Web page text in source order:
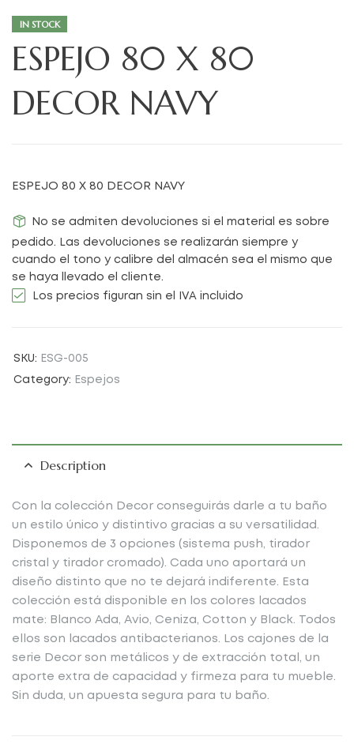
IN STOCK
ESPEJO 80 X 80
DECOR NAVY
ESPEJO 80 X 80 DECOR NAVY
No se admiten devoluciones si el material es sobre
pedido. Las devoluciones se realizarán siempre y
cuando el tono y calibre del almacén sea el mismo que
se haya llevado el cliente.
Los precios figuran sin el IVA incluido
SKU: ESG-005
Category: Espejos
Description
Con la colección Decor conseguirás darle a tu baño
un estilo único y distintivo gracias a su versatilidad.
Disponemos de 3 opciones (sistema push, tirador
cristal y tirador cromado). Cada uno aportará un
diseño distinto que no te dejará indiferente. Esta
colección está disponible en los colores lacados
mate: Blanco Ada, Avio, Ceniza, Cotton y Black. Todos
ellos son lacados antibacterianos. Los cajones de la
serie Decor son metálicos y de extracción total, un
aporte extra de capacidad y firmeza para tu mueble.
Sin duda, un apuesta segura para tu baño.